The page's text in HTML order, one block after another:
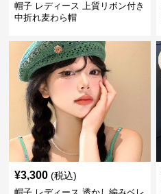
帽子 レディース 上質リボン付き
中折れ麦わら帽
¥3,300 (税込)